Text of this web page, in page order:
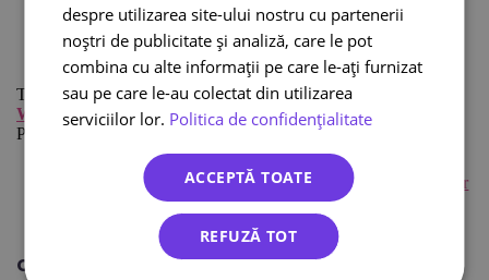
în caz de nevoie, să modifici comenzile importate în
sistem
să acționezi, în caz de probleme
Toate informațiile, de mai sus, pot fi găsite pe site-ul
WooCommerce
Postări similare:
Ce curier pentru o firmă mică?
Cum utilizăm punctele de expediere și ridicare a coletelor
Cum evităm aceste 3 erori în logistica ecommerce?
Citește și:
despre utilizarea site-ului nostru cu partenerii
noștri de publicitate și analiză, care le pot
combina cu alte informații pe care le-ați furnizat
sau pe care le-au colectat din utilizarea
serviciilor lor. Politica de confidențialitate
ACCEPTĂ TOATE
REFUZĂ TOT